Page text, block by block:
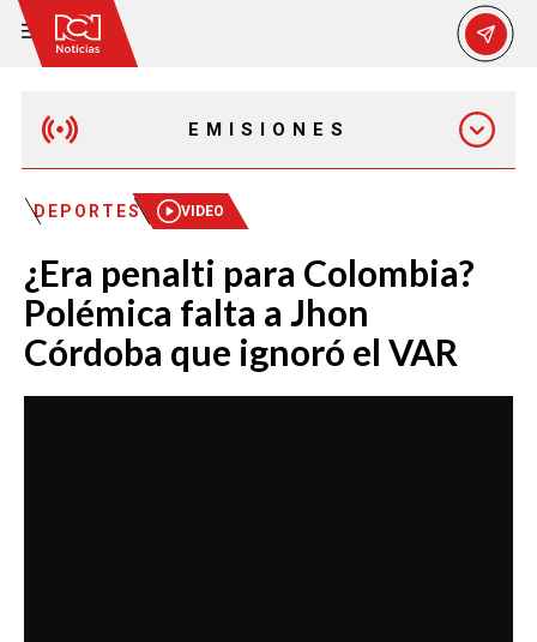
EMISIONES
MAÑANA EXPRESS
EMISIÓN 12:30 PM
EMISIÓN 7:00 PM
DEPORTES VIDEO
¿Era penalti para Colombia?
Polémica falta a Jhon
Córdoba que ignoró el VAR